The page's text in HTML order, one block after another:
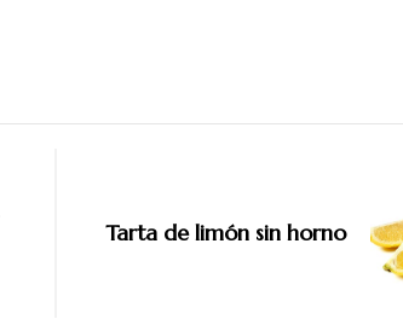
Tarta de limón sin horno